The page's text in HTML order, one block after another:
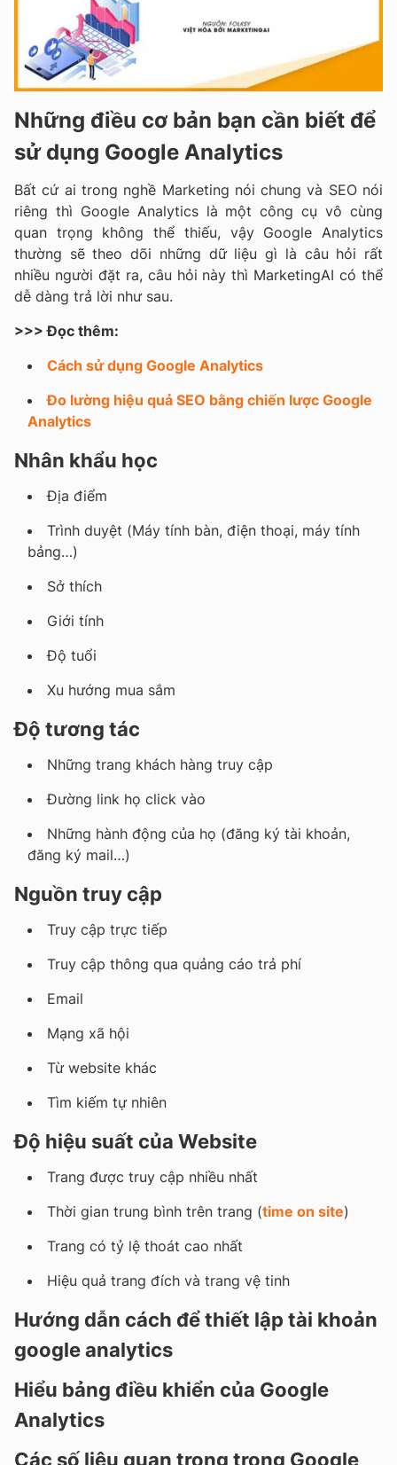
Những điều cơ bản bạn cần biết để
sử dụng Google Analytics
Bất cứ ai trong nghề Marketing nói chung và SEO nói
riêng thì Google Analytics là một công cụ vô cùng
quan trọng không thể thiếu, vậy Google Analytics
thường sẽ theo dõi những dữ liệu gì là câu hỏi rất
nhiều người đặt ra, câu hỏi này thì MarketingAI có thể
dễ dàng trả lời như sau.
>>> Đọc thêm:
Cách sử dụng Google Analytics
Đo lường hiệu quả SEO bằng chiến lược Google
Analytics
Nhân khẩu học
Địa điểm
Trình duyệt (Máy tính bàn, điện thoại, máy tính
bảng…)
Sở thích
Giới tính
Độ tuổi
Xu hướng mua sắm
Độ tương tác
Những trang khách hàng truy cập
Đường link họ click vào
Những hành động của họ (đăng ký tài khoản,
đăng ký mail…)
Nguồn truy cập
Truy cập trực tiếp
Truy cập thông qua quảng cáo trả phí
Email
Mạng xã hội
Từ website khác
Tìm kiếm tự nhiên
Độ hiệu suất của Website
Trang được truy cập nhiều nhất
Thời gian trung bình trên trang (time on site)
Trang có tỷ lệ thoát cao nhất
Hiệu quả trang đích và trang vệ tinh
Hướng dẫn cách để thiết lập tài khoản
google analytics
Hiểu bảng điều khiển của Google
Analytics
Các số liệu quan trọng trong Google